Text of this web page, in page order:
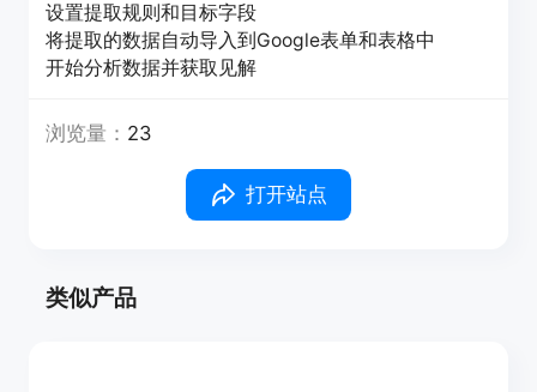
设置提取规则和目标字段
将提取的数据自动导入到Google表单和表格中
开始分析数据并获取见解
浏览量： 23
打开站点
类似产品